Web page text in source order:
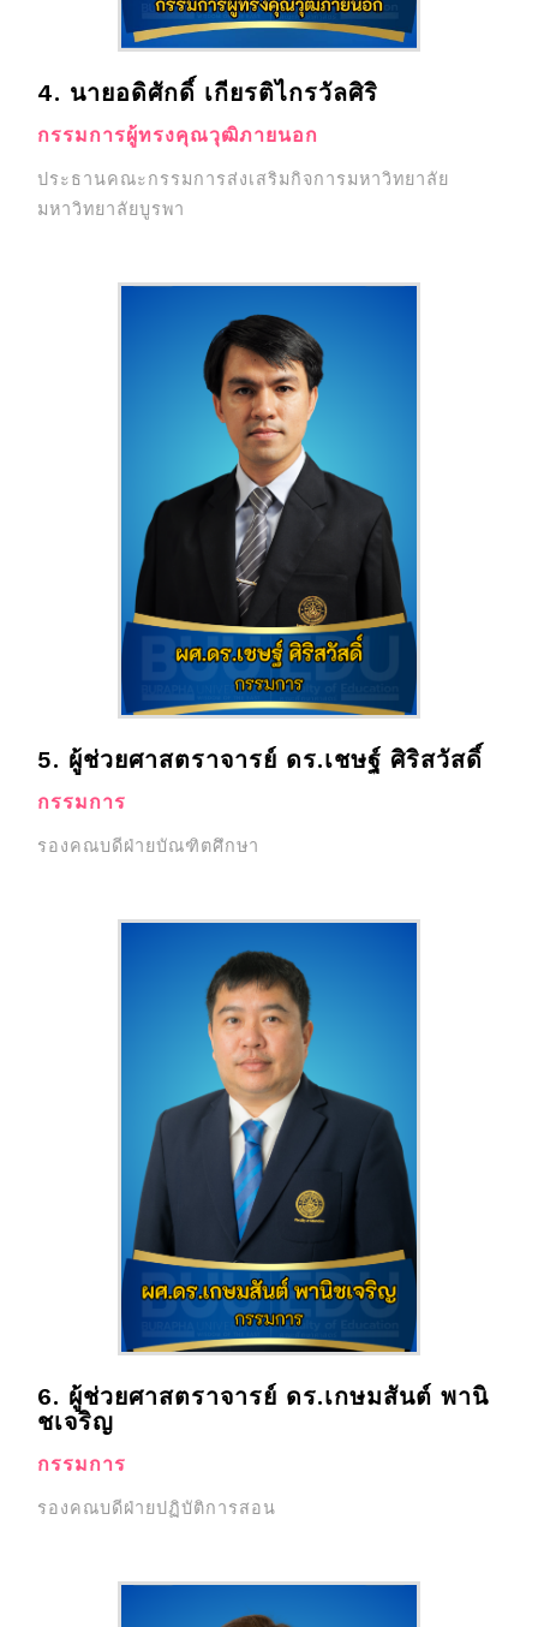
4. นายอดิศักดิ์ เกียรติไกรวัลศิริ
กรรมการผู้ทรงคุณวุฒิภายนอก
ประธานคณะกรรมการส่งเสริมกิจการมหาวิทยาลัย
มหาวิทยาลัยบูรพา
5. ผู้ช่วยศาสตราจารย์ ดร.เชษฐ์ ศิริสวัสดิ์
กรรมการ
รองคณบดีฝ่ายบัณฑิตศึกษา
6. ผู้ช่วยศาสตราจารย์ ดร.เกษมสันต์ พานิ
ชเจริญ
กรรมการ
รองคณบดีฝ่ายปฏิบัติการสอน